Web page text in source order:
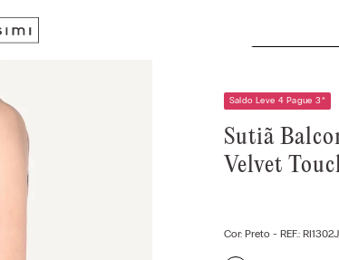
Saldo Leve 4 Pague 3*
Sutiã
Velvet
Cor: Preto- REF.: